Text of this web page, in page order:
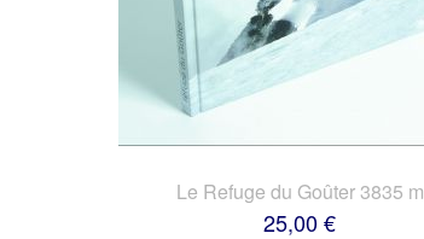
Le Refuge du Goûter 3835 m
25,00 €